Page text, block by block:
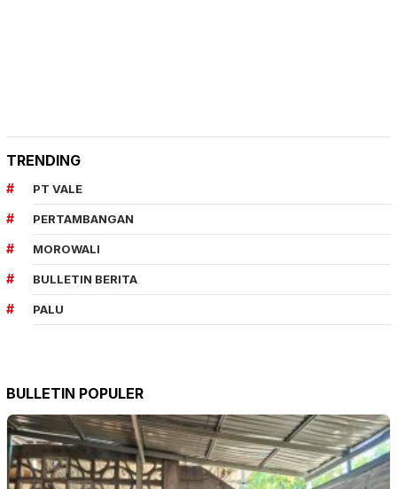
TRENDING
PT VALE
PERTAMBANGAN
MOROWALI
BULLETIN BERITA
PALU
BULLETIN POPULER